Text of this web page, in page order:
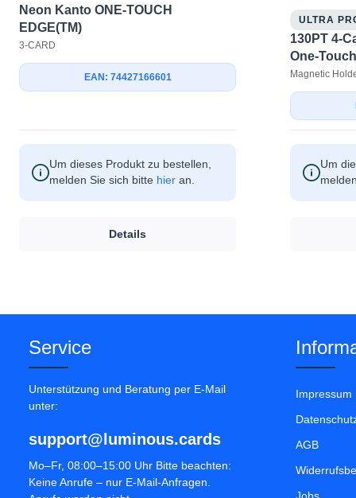
Neon Kanto ONE-TOUCH
EDGE(TM)
3-CARD
EAN: 74427166601
Um dieses Produkt zu bestellen,
melden Sie sich bitte hier an.
Details
ULTRA
130PT 4-
One-Touch
Magnetic
Um
Service
Unterstützung und Beratung per E-Mail
unter:
support@luminous.cards
Mo–Fr, 08:00–15:00 Uhr Bitte beachten:
Keine Anrufe – nur E-Mail-Anfragen.
Impressum
AGB